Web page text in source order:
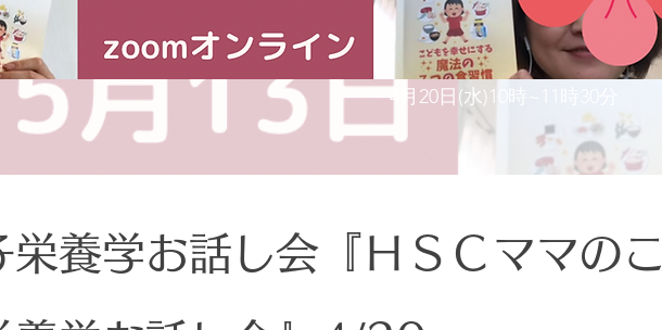
4月20日(水)10時~11時30分
栄養学お話し会『ＨＳＣママのこ